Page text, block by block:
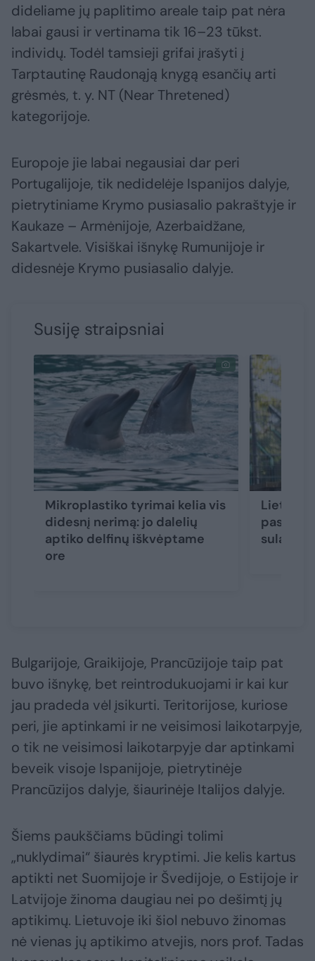
dideliame jų paplitimo areale taip pat nėra
labai gausi ir vertinama tik 16–23 tūkst.
individų. Todėl tamsieji grifai įrašyti į
Tarptautinę Raudonąją knygą esančių arti
grėsmės, t. y. NT (Near Thretened)
kategorijoje.
Europoje jie labai negausiai dar peri
Portugalijoje, tik nedidelėje Ispanijos dalyje,
pietrytiniame Krymo pusiasalio pakraštyje ir
Kaukaze – Armėnijoje, Azerbaidžane,
Sakartvele. Visiškai išnykę Rumunijoje ir
didesnėje Krymo pusiasalio dalyje.
Susiję straipsniai
Mikroplastiko tyrimai kelia vis
didesnį nerimą: jo dalelių
aptiko delfinų iškvėptame
ore
pasiekė
Bulgarijoje, Graikijoje, Prancūzijoje taip pat
buvo išnykę, bet reintrodukuojami ir kai kur
jau pradeda vėl įsikurti. Teritorijose, kuriose
peri, jie aptinkami ir ne veisimosi laikotarpyje,
o tik ne veisimosi laikotarpyje dar aptinkami
beveik visoje Ispanijoje, pietrytinėje
Prancūzijos dalyje, šiaurinėje Italijos dalyje.
Šiems paukščiams būdingi tolimi
„nuklydimai“ šiaurės kryptimi. Jie kelis kartus
aptikti net Suomijoje ir Švedijoje, o Estijoje ir
Latvijoje žinoma daugiau nei po dešimtį jų
aptikimų. Lietuvoje iki šiol nebuvo žinomas
nė vienas jų aptikimo atvejis, nors prof. Tadas